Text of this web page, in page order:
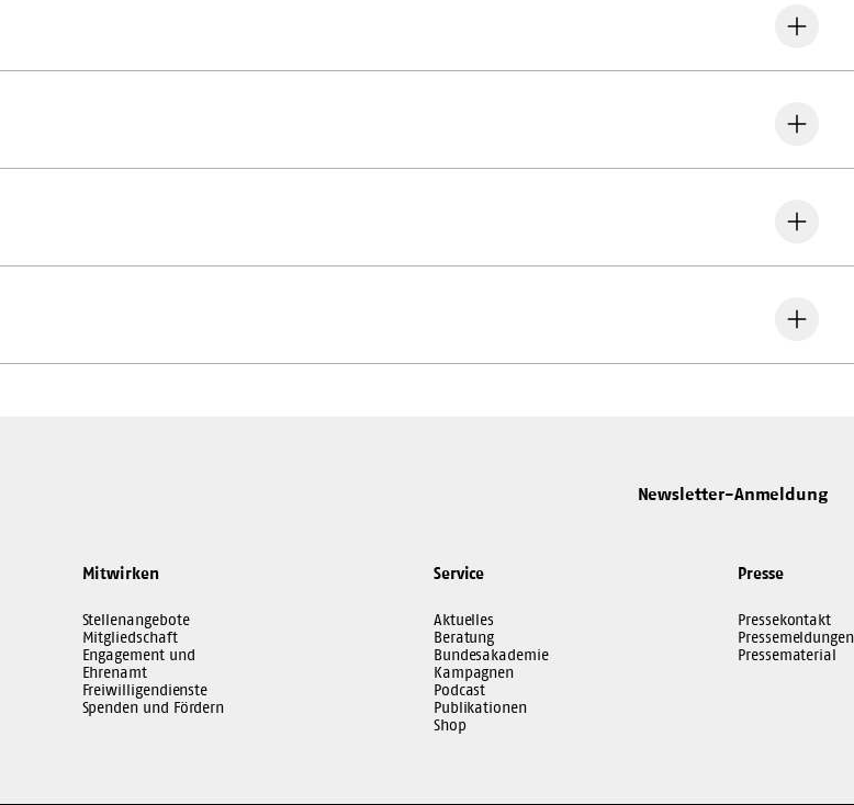
Newsletter-Anmeldung
Mitwirken
Stellenangebote
Mitgliedschaft
Engagement und
Ehrenamt
Freiwilligendienste
Spenden und Fördern
Service
Aktuelles
Beratung
Bundesakademie
Kampagnen
Podcast
Publikationen
Shop
Presse
Pressekontakt
Pressemeldungen
Pressematerial